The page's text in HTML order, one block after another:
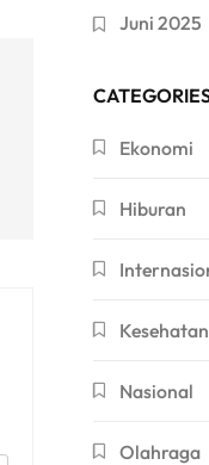
Juni 2025
Ekonomi
Hiburan
Kesehatan
Nasional
Olahraga